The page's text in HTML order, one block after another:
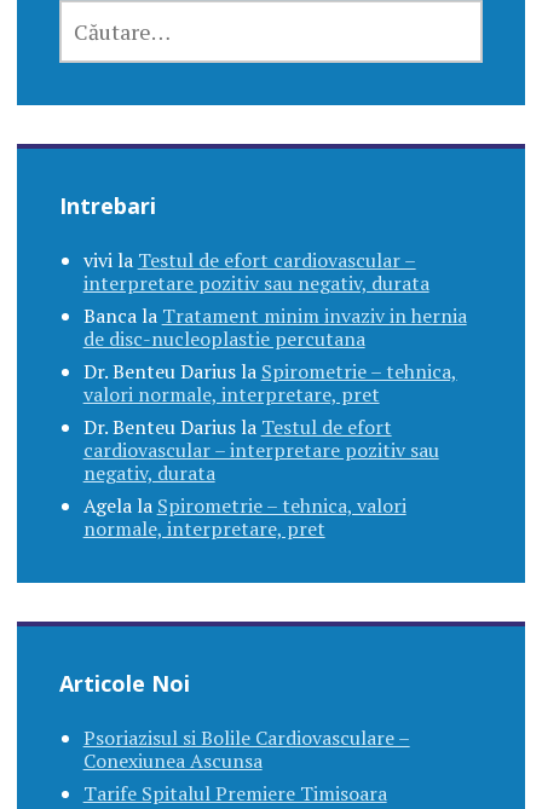
DUPĂ:
Intrebari
vivila Testul de efort cardiovascular –
interpretare pozitiv sau negativ, durata
Bancala Tratament minim invaziv in hernia
de disc-nucleoplastie percutana
Dr. Benteu Dariusla Spirometrie – tehnica,
valori normale, interpretare, pret
Dr. Benteu Dariusla Testul de efort
cardiovascular – interpretare pozitiv sau
negativ, durata
Agelala Spirometrie – tehnica, valori
normale, interpretare, pret
Articole Noi
Psoriazisul si Bolile Cardiovasculare –
Conexiunea Ascunsa
Tarife Spitalul Premiere Timisoara